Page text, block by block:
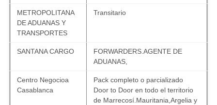
METROPOLITANA
DE ADUANAS Y
TRANSPORTES
Transitario
SANTANA CARGO
FORWARDERS.AGENTE DE
ADUANAS,
Centro Negocioa
Casablanca
Pack completo o parcializado
Door to Door en todo el territorio
de Marrecosí.Mauritania,Argelia y